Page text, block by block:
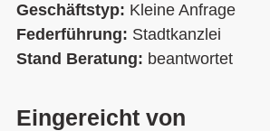
Geschäftstyp: Kleine Anfrage
Federführung: Stadtkanzlei
Stand Beratung: beantwortet
Eingereicht von